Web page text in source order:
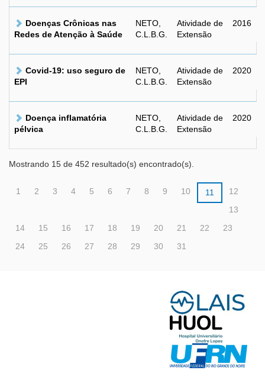
Doenças Crônicas nas
Redes de Atenção à Saúde
NETO,
C.L.B.G.
Atividade de
Extensão
2016
Covid-19: uso seguro de
EPI
NETO,
C.L.B.G.
Atividade de
Extensão
2020
Doença inflamatória
pélvica
NETO,
C.L.B.G.
Atividade de
Extensão
2020
Mostrando 15 de 452 resultado(s) encontrado(s).
1 2 3 4 5 6 7 8 9 10 11
12
13
14
15 16 17 18 19 20 21 22
23
24
25 26 27 28 29 30 31